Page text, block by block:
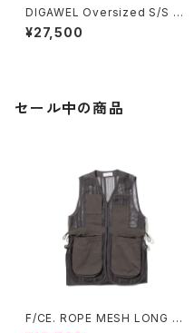
DIGAWEL Oversized S/S s
hirt (dot) Black
¥27,500
セール中の商品
F/CE. ROPE MESH LONG V